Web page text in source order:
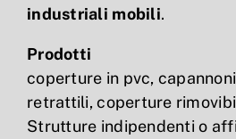
industriali mobili.
Prodotti
coperture in pvc,
retrattili, coperture
Strutture indipendenti o